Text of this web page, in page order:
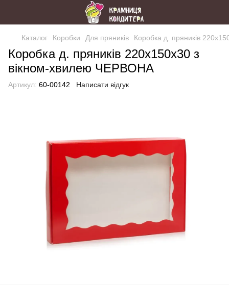
Каталог Коробки Для пряників Коробка д. пряників
Коробка д. пряників 220х150х30 з
вікном-хвилею ЧЕРВОНА
Артикул: 60-00142 Написати відгук